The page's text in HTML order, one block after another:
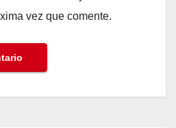
vez que comente.